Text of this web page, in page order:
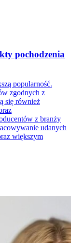
pochodzenia
popularność.
zgodnych z
się również
z branży
udanych
większym